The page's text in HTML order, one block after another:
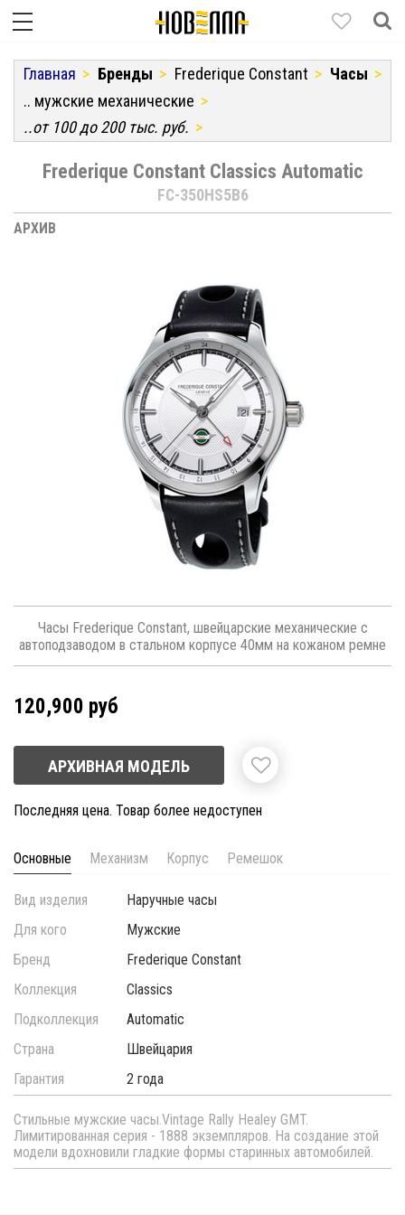
Главная Бренды Frederique Constant
Часы
.. мужские механические
..от 100 до 200 тыс. руб.
Frederique Constant Classics Automatic
FC-350HS5B6
АРХИВ
Часы Frederique Constant, швейцарские механические с
автоподзаводом в стальном корпусе 40мм на кожаном ремне
120,900 руб
АРХИВНАЯ МОДЕЛЬ
Последняя цена. Товар более недоступен
Основные Механизм Корпус Ремешок
Вид изделия
Наручные часы
Для кого
Мужские
Бренд
Frederique Constant
Коллекция
Classics
Подколлекция
Automatic
Страна
Швейцария
Гарантия
2 года
Cтильные мужские часы.Vintage Rally Healey GMT.
Лимитированная серия - 1888 экземпляров. На создание этой
модели вдохновили гладкие формы старинных автомобилей.